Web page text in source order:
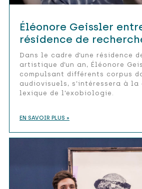
Éléonore Geissler
résidence de
Dans le cadre d’une résidence
artistique d’un an, Éléonore
compulsant différents corpus
audiovisuels, s’intéressera à la
lexique de l’exobiologie.
EN SAVOIR PLUS »